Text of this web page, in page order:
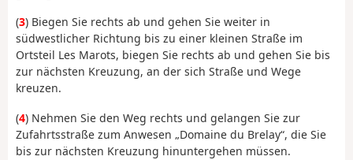
(3) Biegen Sie rechts ab und gehen Sie weiter in
südwestlicher Richtung bis zu einer kleinen Straße im
Ortsteil Les Marots, biegen Sie rechts ab und gehen Sie bis
zur nächsten Kreuzung, an der sich Straße und Wege
kreuzen.
(4) Nehmen Sie den Weg rechts und gelangen Sie zur
Zufahrtsstraße zum Anwesen „Domaine du Brelay“, die Sie
bis zur nächsten Kreuzung hinuntergehen müssen.